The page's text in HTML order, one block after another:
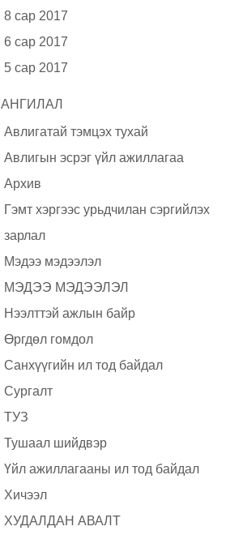
8 сар 2017
6 сар 2017
5 сар 2017
АНГИЛАЛ
Авлигатай тэмцэх тухай
Авлигын эсрэг үйл ажиллагаа
Архив
Гэмт хэргээс урьдчилан сэргийлэх
зарлал
Мэдээ мэдээлэл
МЭДЭЭ МЭДЭЭЛЭЛ
Нээлттэй ажлын байр
Өргдөл гомдол
Санхүүгийн ил тод байдал
Сургалт
ТУЗ
Тушаал шийдвэр
Үйл ажиллагааны ил тод байдал
Хичээл
ХУДАЛДАН АВАЛТ